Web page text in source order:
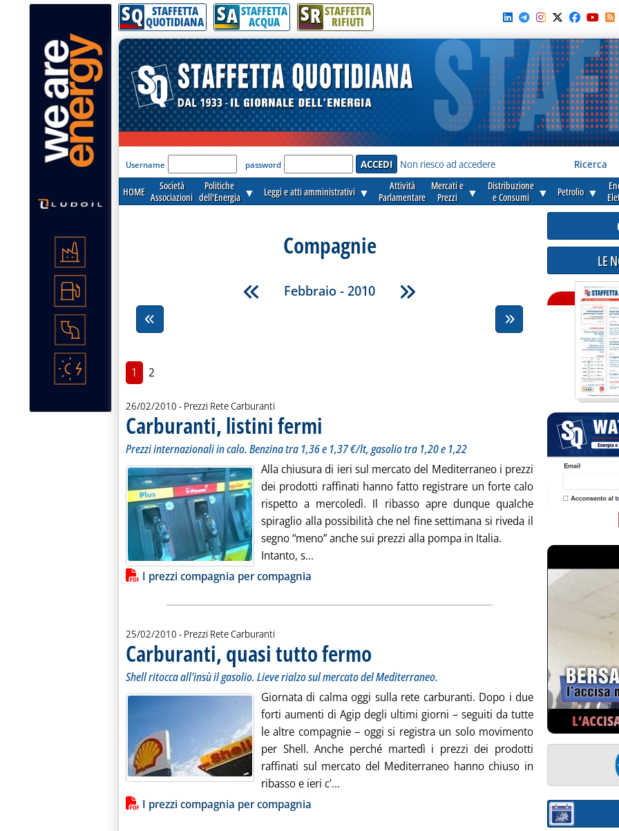
SQ STAFFETTA
QUOTIDIANA SA STAFFETTA
ACQUA SR STAFFETTA
RIFIUTI
'Modulo Login per accedere'
Username password Non riesco ad accedere Ricerca
HOME
Società
Associazioni
Politiche
dell'Energia ▼ Leggi e atti amministrativi ▼
Attività
Parlamentare
Mercati e
Prezzi
▼
Distribuzione
e Consumi
▼ Petrolio ▼
Compagnie
Febbraio - 2010
1 2
26/02/2010 - Prezzi Rete Carburanti
Carburanti, listini fermi . Sottotitolo: Prezzi internazionali in calo. Benzina tra 1,36 e 1,37 €/lt, gasolio tra 1,20 e
Prezzi internazionali in calo. Benzina tra 1,36 e 1,37 €/lt, gasolio tra 1,20 e 1,22
Alla chiusura di ieri sul mercato del Mediterraneo i prezzi
dei prodotti raffinati hanno fatto registrare un forte calo
rispetto a mercoledì. Il ribasso apre dunque qualche
spiraglio alla possibilità che nel fine settimana si riveda il
segno “meno” anche sui prezzi alla pompa in Italia.
Intanto, s...
Lista allegati PDF alla notizia
I prezzi compagnia per compagnia
25/02/2010 - Prezzi Rete Carburanti
Carburanti, quasi tutto fermo . Sottotitolo: Shell ritocca all'insù il gasolio. Lieve rialzo sul mercato del
Shell ritocca all'insù il gasolio. Lieve rialzo sul mercato del Mediterraneo.
Giornata di calma oggi sulla rete carburanti. Dopo i due
forti aumenti di Agip degli ultimi giorni – seguiti da tutte
le altre compagnie – oggi si registra un solo movimento
per Shell. Anche perché martedì i prezzi dei prodotti
raffinati sul mercato del Mediterraneo hanno chiuso in
ribasso e ieri c'... Leggi tutta la notizia: 'Carburanti, quasi tutto fermo'
Lista allegati PDF alla notizia
I prezzi compagnia per compagnia
LE
Sezione: